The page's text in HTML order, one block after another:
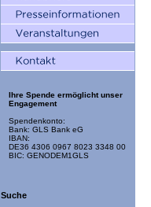
Ihre Spende ermöglicht unser
Engagement
Spendenkonto:
Bank: GLS Bank eG
IBAN:
DE36 4306 0967 8023 3348 00
BIC: GENODEM1GLS
Suche